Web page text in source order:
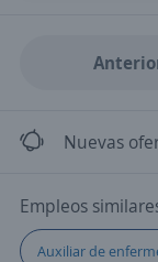
Nuevas
Empleos
Auxiliar de